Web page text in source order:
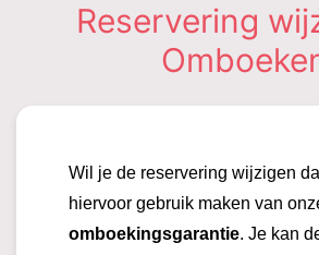
Reservering
Wil je de reservering wijzigen
hiervoor gebruik maken van
omboekingsgarantie. Je kan